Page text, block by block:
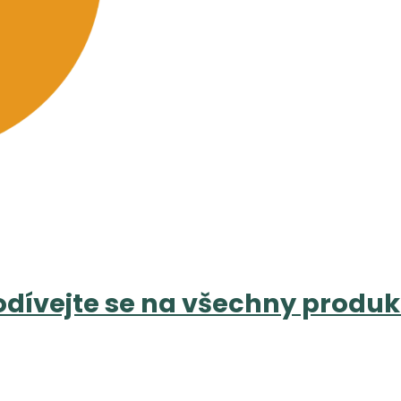
se na všechny